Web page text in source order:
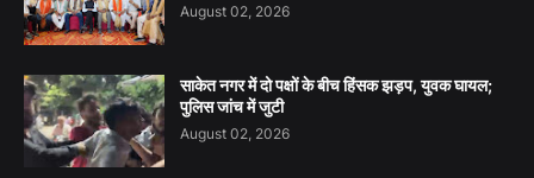
August 02, 2026
साकेत नगर में दो पक्षों के बीच हिंसक झड़प, युवक घायल;
पुलिस जांच में जुटी
August 02, 2026